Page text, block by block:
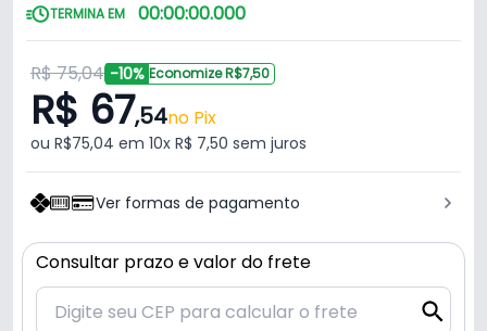
TERMINA EM 00:00:00.000
R$ 75,04 -10% Economize R$7,50
R$ 67,54no Pix
ou R$75,04 em 10x R$ 7,50 sem juros
Ver formas de pagamento
Consultar prazo e valor do frete